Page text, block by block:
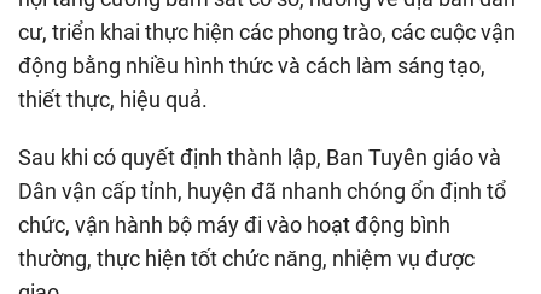
cư, triển khai thực hiện các phong trào, các cuộc vận
động bằng nhiều hình thức và cách làm sáng tạo,
thiết thực, hiệu quả.
Sau khi có quyết định thành lập, Ban Tuyên giáo và
Dân vận cấp tỉnh, huyện đã nhanh chóng ổn định tổ
chức, vận hành bộ máy đi vào hoạt động bình
thường, thực hiện tốt chức năng, nhiệm vụ được